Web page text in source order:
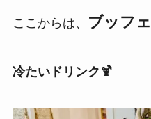
ここからは、 ブッフェ
冷たいドリンク🍹